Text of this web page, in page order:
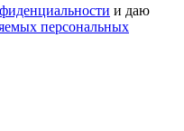
и даю
персональных